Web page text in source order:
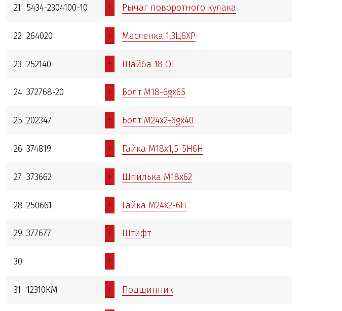
21 5434-2304100-10 + Рычаг поворотного кулака
22 264020 + Масленка 1,3Ц6ХР
23 252140 + Шайба 18 ОТ
24 372768-20 + Болт М18-6gх65
25 202347 + Болт М24х2-6gх40
26 374819 + Гайка М18х1,5-5Н6Н
27 373662 + Шпилька М18х62
28 250661 + Гайка М24х2-6Н
29 377677 + Штифт
30 +
31 12310КМ + Подшипник